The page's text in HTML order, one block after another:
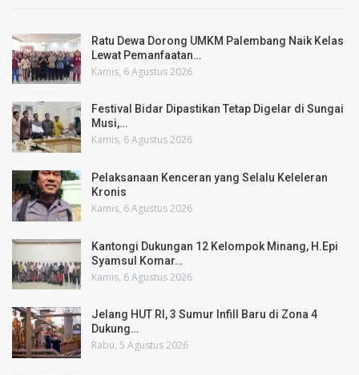
Ratu Dewa Dorong UMKM Palembang Naik Kelas
Lewat Pemanfaatan…
Kamis, 6 Agustus 2026
Festival Bidar Dipastikan Tetap Digelar di Sungai
Musi,…
Kamis, 6 Agustus 2026
Pelaksanaan Kenceran yang Selalu Keleleran
Kronis
Kamis, 6 Agustus 2026
Kantongi Dukungan 12 Kelompok Minang, H.Epi
Syamsul Komar…
Kamis, 6 Agustus 2026
Jelang HUT RI, 3 Sumur Infill Baru di Zona 4
Dukung…
Rabu, 5 Agustus 2026